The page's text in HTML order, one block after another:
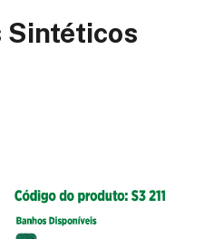
Sintéticos